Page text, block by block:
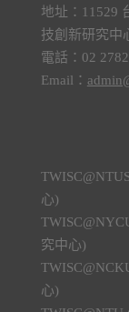
地址：11529
技創新研究中
電話：02
Email：
心)
究中心)
心)